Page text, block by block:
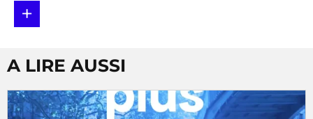
+
A LIRE AUSSI